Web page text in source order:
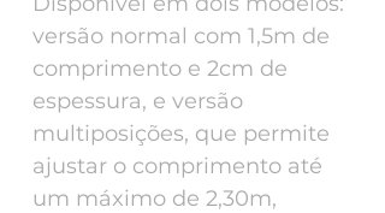
versão normal com 1,5m de
comprimento e 2cm de
espessura, e versão
multiposições, que permite
ajustar o comprimento até
um máximo de 2,30m,